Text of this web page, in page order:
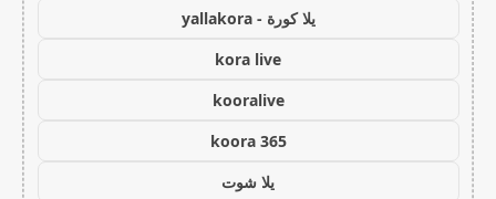
يلا كورة - yallakora
kora live
kooralive
koora 365
يلا شوت